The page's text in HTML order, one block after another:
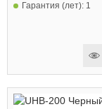
Гарантия (лет): 1